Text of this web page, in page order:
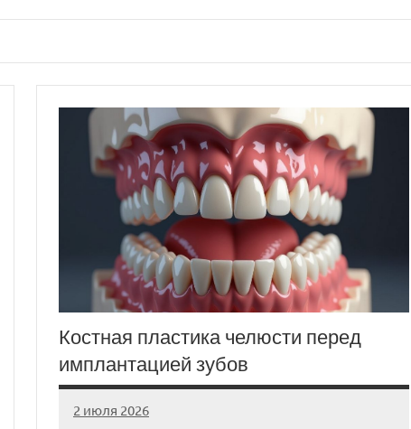
Костная пластика челюсти перед
имплантацией зубов
2 июля 2026
Avtor
Нет